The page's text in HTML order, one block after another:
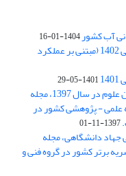
آب کشور1404-01-16
کسب رتبه الف مجلات علمی پژوهشی در ارزیابی 1402 (مبتنی بر عملکرد
1401-05-29
بر اساس ارزیابی انجام شده توسط فرهنگستان علوم در سال 1397، مجله
علمی - پژوهشی کشور در
1397-11-01
جهاد دانشگاهی، مجله
برتر کشور در گروه فنی و